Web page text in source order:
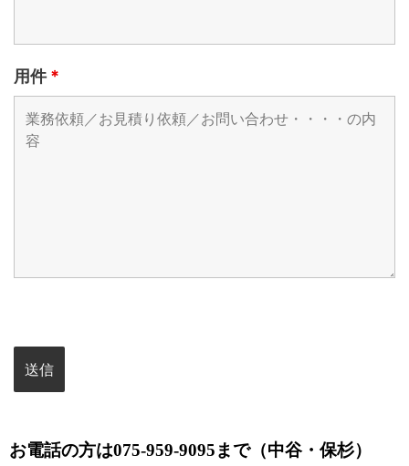
用件*
お電話の方は075-959-9095まで（中谷・保杉）